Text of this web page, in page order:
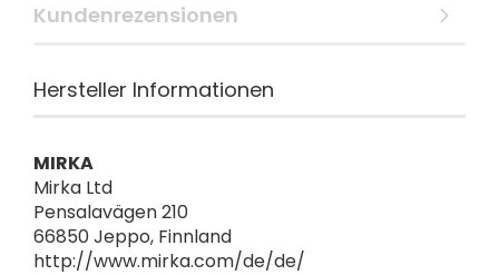
Kundenrezensionen
Hersteller Informationen
MIRKA
Mirka Ltd
Pensalavägen 210
66850 Jeppo, Finnland
http://www.mirka.com/de/de/